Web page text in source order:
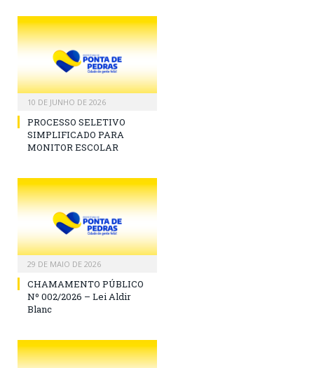
10 DE JUNHO DE 2026
PROCESSO SELETIVO
SIMPLIFICADO PARA
MONITOR ESCOLAR
29 DE MAIO DE 2026
CHAMAMENTO PÚBLICO
Nº 002/2026 – Lei Aldir
Blanc